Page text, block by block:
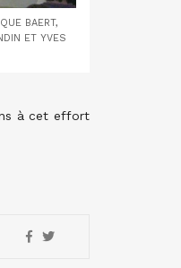
BAERT,
ET YVES
à cet effort